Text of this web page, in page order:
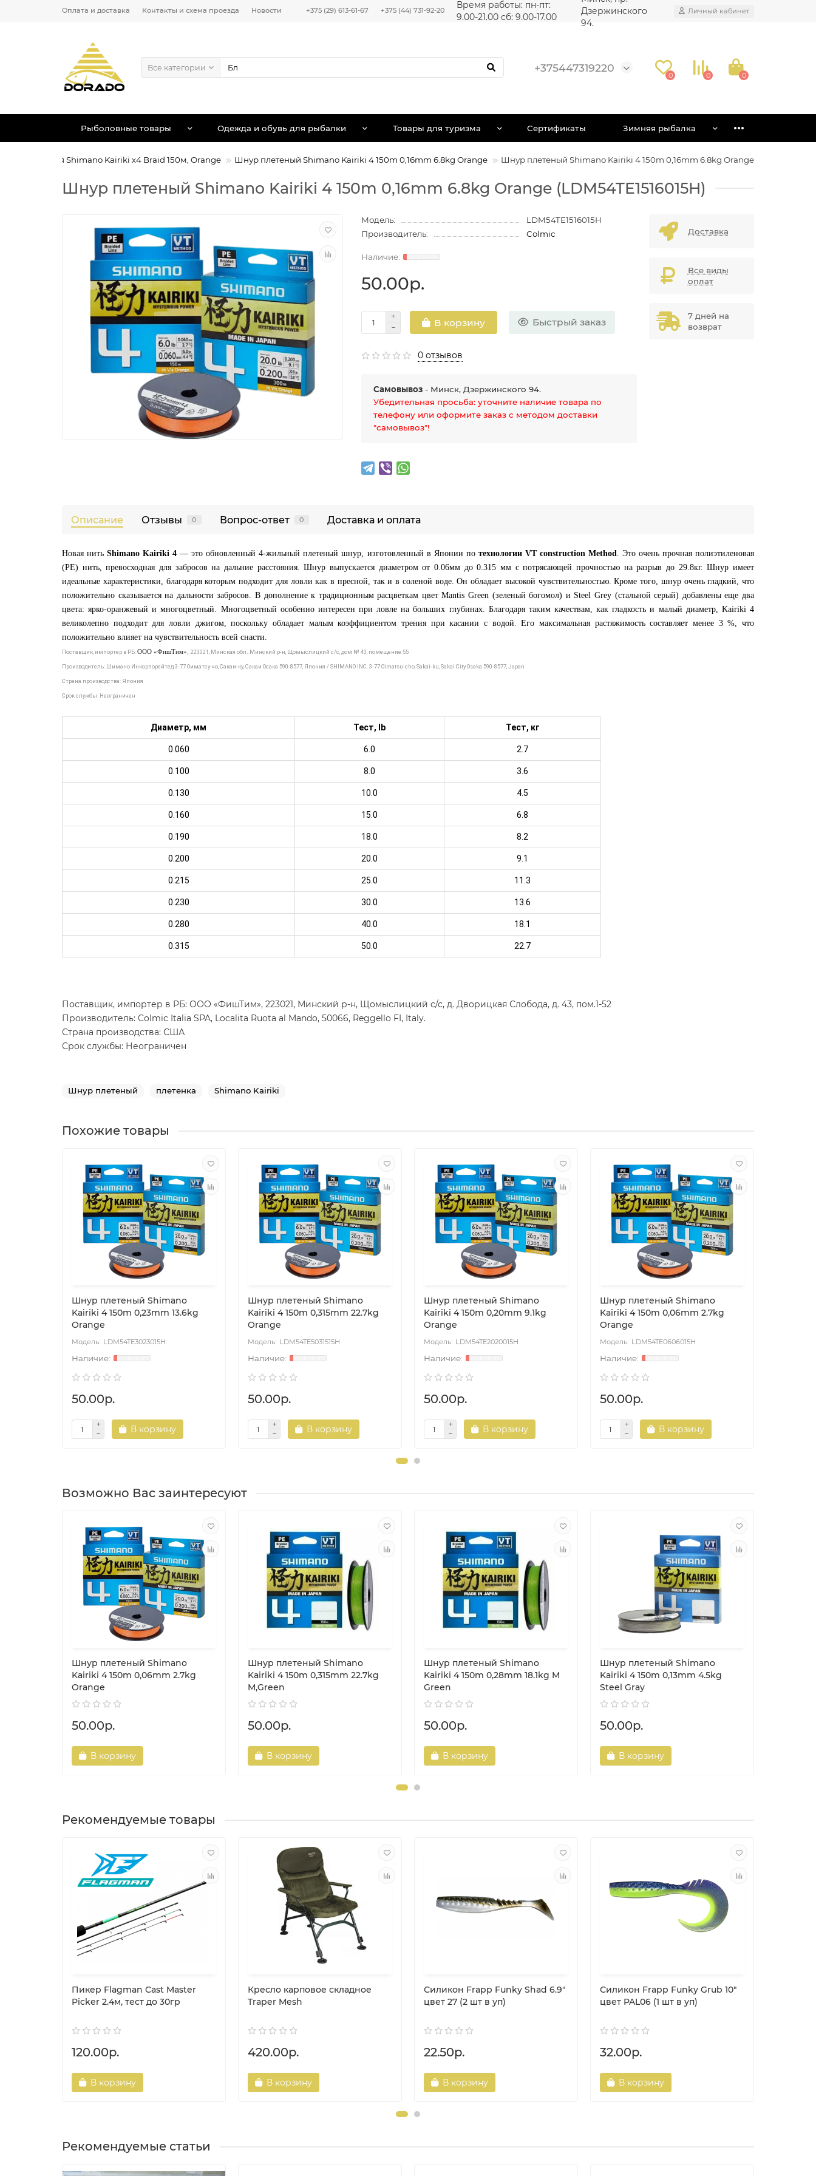
Оплата и доставка Контакты и схема проезда Новости +375 (29) 613-61-67 +375 (44) 731-92-20
Время работы: пн-пт:
9.00-21.00 сб: 9.00-17.00
Дзержинского
94.
Личный кабинет
Все категории +375447319220
0 0 0
Рыболовные товары Одежда и обувь для рыбалки Товары для туризма Сертификаты Зимняя рыбалка
плетеная Shimano Kairiki х4 Braid 150м, Orange Шнур плетеный Shimano Kairiki 4 150m 0,16mm 6.8kg Orange Шнур плетеный Shimano Kairiki 4 150m 0,16mm 6.8kg Orange
Шнур плетеный Shimano Kairiki 4 150m 0,16mm 6.8kg Orange (LDM54TE1516015H)
Модель:
LDM54TE1516015H
Производитель:
Colmic
50.00р.
В корзину Быстрый заказ
0 отзывов
Самовывоз - Минск, Дзержинского 94.
Убедительная просьба: уточните наличие товара по
телефону или оформите заказ с методом доставки
"самовывоз"!
Доставка
Все виды
оплат
7 дней на
возврат
Описание Отзывы 0 Вопрос-ответ 0 Доставка и оплата
Новая нить Shimano Kairiki 4— это обновленный 4-жильный плетеный шнур, изготовленный в Японии по технологии VT construction Method. Это очень прочная полиэтиленовая
(PE) нить, превосходная для забросов на дальние расстояния. Шнур выпускается диаметром от 0.06мм до 0.315 мм с потрясающей прочностью на разрыв до 29.8кг. Шнур имеет
идеальные характеристики, благодаря которым подходит для ловли как в пресной, так и в соленой воде. Он обладает высокой чувствительностью. Кроме того, шнур очень гладкий, что
положительно сказывается на дальности забросов. В дополнение к традиционным расцветкам цвет Mantis Green (зеленый богомол) и Steel Grey (стальной серый) добавлены еще два
цвета: ярко-оранжевый и многоцветный. Многоцветный особенно интересен при ловле на больших глубинах. Благодаря таким качествам, как гладкость и малый диаметр, Kairiki 4
великолепно подходит для ловли джигом, поскольку обладает малым коэффициентом трения при касании с водой. Его максимальная растяжимость составляет менее 3 %, что
положительно влияет на чувствительность всей снасти.
Поставщик, импортер в РБ:ООО «ФишТим» 223021, Минская обл., Минский р-н, Щомыслицкий с/с, дом № 43, помещение 55
Производитель: Шимано Инкорпорейтед 3-77 Оиматсу-чо, Сакаи-ку, Сакаи Осака 590-8577, Япония / SHIMANO INC. 3-77 Oimatsu-cho, Sakai-ku, Sakai City Osaka 590-8577, Japan
Страна производства: Япония
Срок службы: Неограничен
Диаметр, мм Тест, lb Тест, кг
0.060 6.0 2.7
0.100 8.0 3.6
0.130 10.0 4.5
0.160 15.0 6.8
0.190 18.0 8.2
0.200 20.0 9.1
0.215 25.0 11.3
0.230 30.0 13.6
0.280 40.0 18.1
0.315 50.0 22.7
Поставщик, импортер в РБ: ООО «ФишТим», 223021, Минский р-н, Щомыслицкий с/с, д. Дворицкая Слобода, д. 43, пом.1-52
Производитель: Colmic Italia SPA, Localita Ruota al Mando, 50066, Reggello FI, Italy.
Страна производства: США
Срок службы: Неограничен
Шнур плетеный плетенка Shimano Kairiki
Похожие товары
Шнур плетеный Shimano
Kairiki 4 150m 0,23mm 13.6kg
Orange
LDM54TE3023015H
50.00р.
В корзину
Шнур плетеный Shimano
Kairiki 4 150m 0,315mm 22.7kg
Orange
LDM54TE5031515H
50.00р.
В корзину
Шнур плетеный Shimano
Kairiki 4 150m 0,20mm 9.1kg
Orange
LDM54TE2020015H
50.00р.
В корзину
Шнур плетеный Shimano
Kairiki 4 150m 0,06mm 2.7kg
Orange
LDM54TE0606015H
50.00р.
В корзину
Возможно Вас заинтересуют
Шнур плетеный Shimano
Kairiki 4 150m 0,06mm 2.7kg
Orange
50.00р.
В корзину
Шнур плетеный Shimano
Kairiki 4 150m 0,315mm 22.7kg
M,Green
50.00р.
В корзину
Шнур плетеный Shimano
Kairiki 4 150m 0,28mm 18.1kg M
Green
50.00р.
В корзину
Шнур плетеный Shimano
Kairiki 4 150m 0,13mm 4.5kg
Steel Gray
50.00р.
В корзину
Рекомендуемые товары
Пикер Flagman Cast Master
Picker 2.4м, тест до 30гр
120.00р.
В корзину
Кресло карповое складное
Traper Mesh
420.00р.
В корзину
Силикон Frapp Funky Shad 6.9"
цвет 27 (2 шт в уп)
22.50р.
В корзину
Силикон Frapp Funky Grub 10"
цвет PAL06 (1 шт в уп)
32.00р.
В корзину
Рекомендуемые статьи